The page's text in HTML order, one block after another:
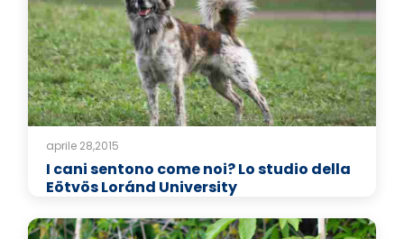
aprile 28,2015
I cani sentono come noi? Lo studio della
Eötvös Loránd University